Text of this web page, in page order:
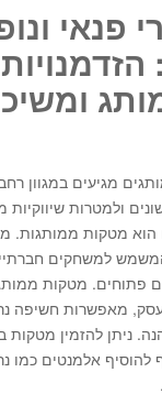
פנאי
מגיעים במגוון
ולמטרות שיווקיות
הוא מטקות ממותגות.
למשחקים
פתוחים. מטקות
מאפשרות חשיפה
ניתן להזמין מטקות
להוסיף אלמנטים כמו